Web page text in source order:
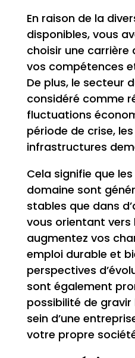
En raison de la
disponibles, vous
choisir une carrière
vos compétences
De plus, le secteur
considéré comme
fluctuations
période de crise,
infrastructures
Cela signifie que
domaine sont
stables que dans
vous orientant vers
augmentez vos
emploi durable et
perspectives
sont également
possibilité de gravir
sein d’une
votre propre